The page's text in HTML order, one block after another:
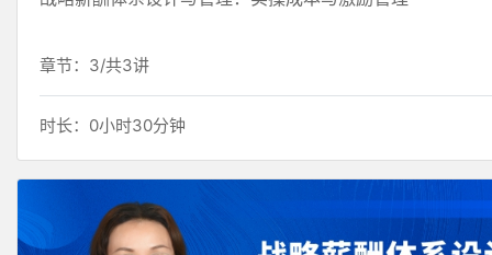
章节：3/共3讲
时长：0小时30分钟